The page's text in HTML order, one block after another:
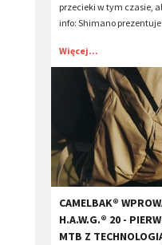
przecieki w tym czasie,
info: Shimano
Więcej...
CAMELBAK®
H.A.W.G.® 20 -
MTB Z